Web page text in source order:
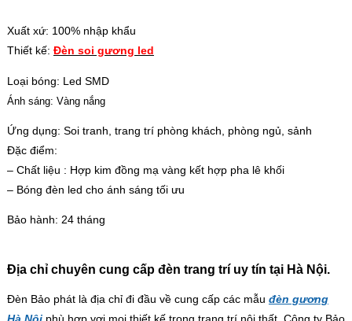
Xuất xứ: 100% nhập khẩu
Thiết kế: Đèn soi gương led
Loại bóng: Led SMD
Ánh sáng: Vàng nắng
Ứng dụng: Soi tranh, trang trí phòng khách, phòng ngủ, sảnh
Đặc điểm:
– Chất liệu : Hợp kim đồng mạ vàng kết hợp pha lê khối
– Bóng đèn led cho ánh sáng tối ưu
Bảo hành: 24 tháng
Địa chỉ chuyên cung cấp đèn trang trí uy tín tại Hà Nội.
Đèn Bảo phát là địa chỉ đi đầu về cung cấp các mẫu đèn gương